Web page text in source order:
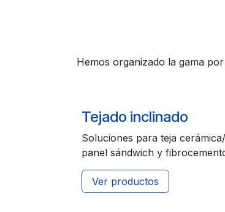
Hemos organizado la gama
Tejado inclinado
Soluciones para teja
panel sándwich y
Ver productos